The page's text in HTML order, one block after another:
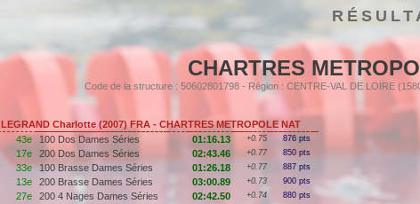
CHARTRES
Code de la structure : 50602801798 - Région : CENTRE-VAL DE LOIRE
LEGRAND Charlotte (2007) FRA - CHARTRES METROPOLE NAT
43e
100 Dos Dames Séries 01:16.13 +0.75 876 pts
17e 200 Dos Dames Séries 02:43.46 +0.77 850 pts
33e 100 Brasse Dames Séries 01:26.18 +0.77 887 pts
13e 200 Brasse Dames Séries 03:00.89 +0.73 900 pts
27e 200 4 Nages Dames Séries 02:42.50 +0.74 880 pts